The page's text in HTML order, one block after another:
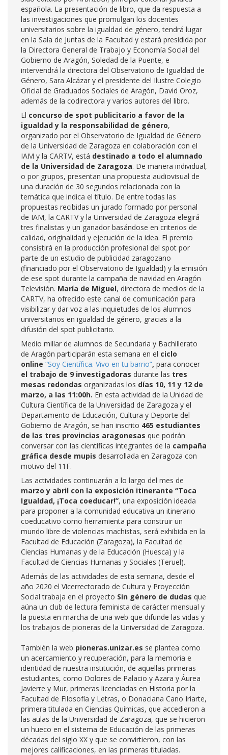
española. La presentación de libro, que da respuesta a
las investigaciones que promulgan los docentes
universitarios sobre la igualdad de género, tendrá lugar
en la Sala de Juntas de la Facultad y estará presidida por
la Directora General de Trabajo y Economía Social del
Gobierno de Aragón, Soledad de la Puente, e
intervendrá la directora del Observatorio de Igualdad de
Género, Sara Alcázar y el presidente del Ilustre Colegio
Oficial de Graduados Sociales de Aragón, David Oroz,
además de la codirectora y varios autores del libro.
El concurso de spot publicitario a favor de la
igualdad y la responsabilidad de género,
organizado por el Observatorio de Igualdad de Género
de la Universidad de Zaragoza en colaboración con el
IAM y la CARTV, está destinado a todo el alumnado
de la Universidad de Zaragoza. De manera individual,
o por grupos, presentan una propuesta audiovisual de
una duración de 30 segundos relacionada con la
temática que indica el título. De entre todas las
propuestas recibidas un jurado formado por personal
de IAM, la CARTV y la Universidad de Zaragoza elegirá
tres finalistas y un ganador basándose en criterios de
calidad, originalidad y ejecución de la idea. El premio
consistirá en la producción profesional del spot por
parte de un estudio de publicidad zaragozano
(financiado por el Observatorio de Igualdad) y la emisión
de ese spot durante la campaña de navidad en Aragón
Televisión. María de Miguel, directora de medios de la
CARTV, ha ofrecido este canal de comunicación para
visibilizar y dar voz a las inquietudes de los alumnos
universitarios en igualdad de género, gracias a la
difusión del spot publicitario.
Medio millar de alumnos de Secundaria y Bachillerato
de Aragón participarán esta semana en el ciclo
online “Soy Científica. Vivo en tu barrio”, para conocer
el trabajo de 9 investigadoras durante las tres
mesas redondas organizadas los días 10, 11 y 12 de
marzo, a las 11:00h. En esta actividad de la Unidad de
Cultura Científica de la Universidad de Zaragoza y el
Departamento de Educación, Cultura y Deporte del
Gobierno de Aragón, se han inscrito 465 estudiantes
de las tres provincias aragonesas que podrán
conversar con las científicas integrantes de la campaña
gráfica desde mupis desarrollada en Zaragoza con
motivo del 11F.
Las actividades continuarán a lo largo del mes de
marzo y abril con la exposición itinerante “Toca
Igualdad, ¡Toca coeducar!”, una exposición ideada
para proponer a la comunidad educativa un itinerario
coeducativo como herramienta para construir un
mundo libre de violencias machistas, será exhibida en la
Facultad de Educación (Zaragoza), la Facultad de
Ciencias Humanas y de la Educación (Huesca) y la
Facultad de Ciencias Humanas y Sociales (Teruel).
Además de las actividades de esta semana, desde el
año 2020 el Vicerrectorado de Cultura y Proyección
Social trabaja en el proyecto Sin género de dudas que
aúna un club de lectura feminista de carácter mensual y
la puesta en marcha de una web que difunde las vidas y
los trabajos de pioneras de la Universidad de Zaragoza.
También la web pioneras.unizar.es se plantea como
un acercamiento y recuperación, para la memoria e
identidad de nuestra institución, de aquellas primeras
estudiantes, como Dolores de Palacio y Azara y Áurea
Javierre y Mur, primeras licenciadas en Historia por la
Facultad de Filosofía y Letras, o Donaciana Cano Iriarte,
primera titulada en Ciencias Químicas, que accedieron a
las aulas de la Universidad de Zaragoza, que se hicieron
un hueco en el sistema de Educación de las primeras
décadas del siglo XX y que se convirtieron, con las
mejores calificaciones, en las primeras tituladas.